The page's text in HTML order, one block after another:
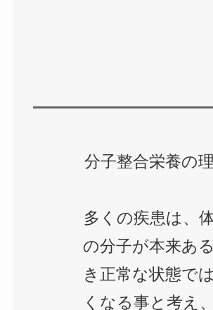
分子整合栄養の
多くの疾患は、
の分子が本来あ
き正常な状態で
くなる事と考え